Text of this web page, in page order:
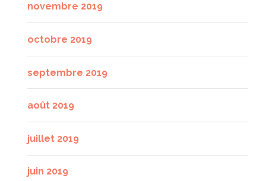
novembre 2019
octobre 2019
septembre 2019
août 2019
juillet 2019
juin 2019